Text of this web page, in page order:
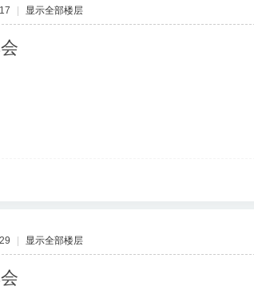
显示全部楼层
显示全部楼层